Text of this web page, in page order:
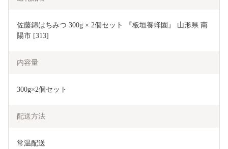
佐藤錦はちみつ 300g × 2個セット 『板垣養蜂園』 山形県 南
陽市 [313]
内容量
300g×2個セット
配送方法
常温配送